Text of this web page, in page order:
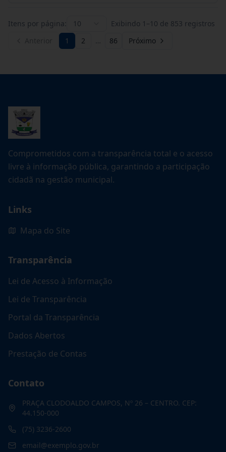
Itens por página: 10 Exibindo 1 –10 de 853 registros
1 2 … 86 Próximo
Comprometidos com a transparência total e o acesso
livre à informação pública, garantindo a participação
cidadã na gestão municipal.
Links
Mapa do Site
Transparência
Lei de Acesso à Informação
Lei de Transparência
Portal da Transparência
Dados Abertos
Prestação de Contas
Contato
PRAÇA CLODOALDO CAMPOS, Nº 26 – CENTRO. CEP:
44.150-000
(75) 3236-2600
email@exemplo.gov.br